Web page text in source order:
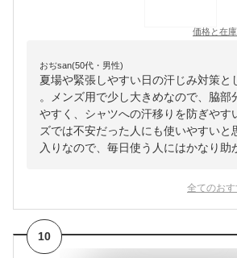
価格と在
おぢsan(50代・男性)
夏場や緊張しやすい日の汗じみ対策と
。メンズ用で少し大きめなので、脇部
やすく、シャツへの汗移りを防ぎやす
ズでは不安だった人にも使いやすいと
入りなので、毎日使う人にはかなり助
全てのおす
10